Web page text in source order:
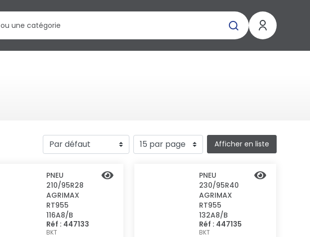
Afficher en liste
PNEU
210/95R28
AGRIMAX
RT955
116A8/B
Réf : 447133
BKT
PNEU
230/95R40
AGRIMAX
RT955
132A8/B
Réf : 447135
BKT